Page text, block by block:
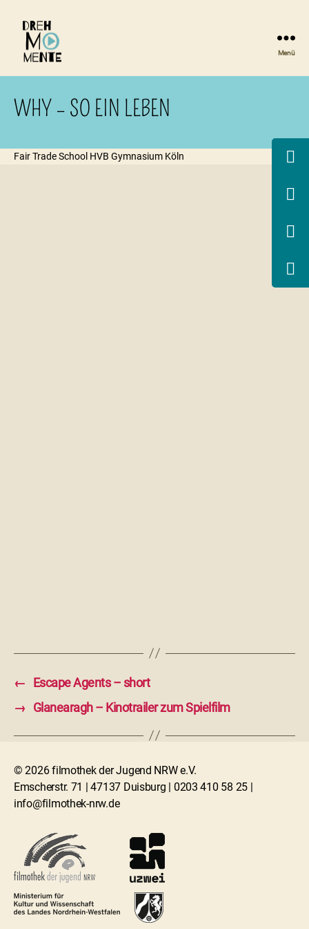
Menü
WHY – SO EIN LEBEN
Fair Trade School HVB Gymnasium Köln
←
Escape Agents – short
→
Glanearagh – Kinotrailer zum Spielfilm
© 2026 filmothek der Jugend NRW e.V.
Emscherstr. 71 | 47137 Duisburg | 0203 410 58 25 |
info@filmothek-nrw.de